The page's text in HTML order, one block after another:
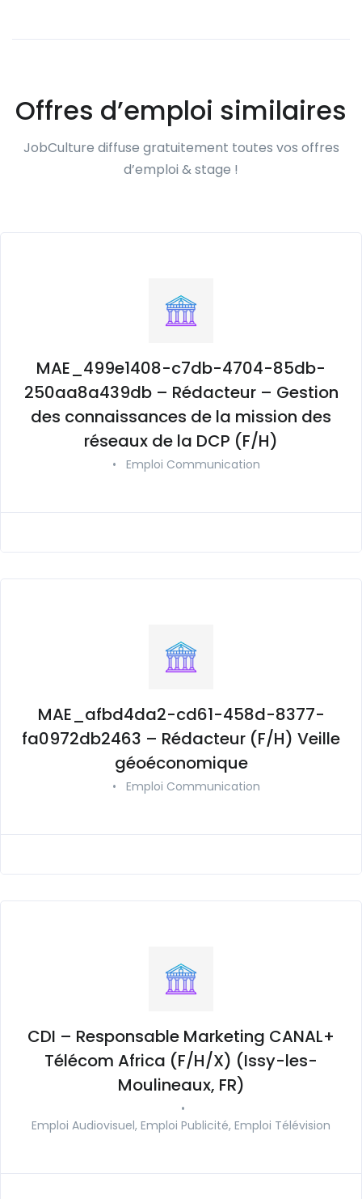
Offres d’emploi similaires
JobCulture diffuse gratuitement toutes vos offres
d’emploi & stage !
MAE_499e1408-c7db-4704-85db-
250aa8a439db – Rédacteur – Gestion
des connaissances de la mission des
réseaux de la DCP (F/H)
• Emploi Communication
MAE_afbd4da2-cd61-458d-8377-
fa0972db2463 – Rédacteur (F/H) Veille
géoéconomique
• Emploi Communication
CDI – Responsable Marketing CANAL+
Télécom Africa (F/H/X) (Issy-les-
Moulineaux, FR)
•
Emploi Audiovisuel, Emploi Publicité, Emploi Télévision